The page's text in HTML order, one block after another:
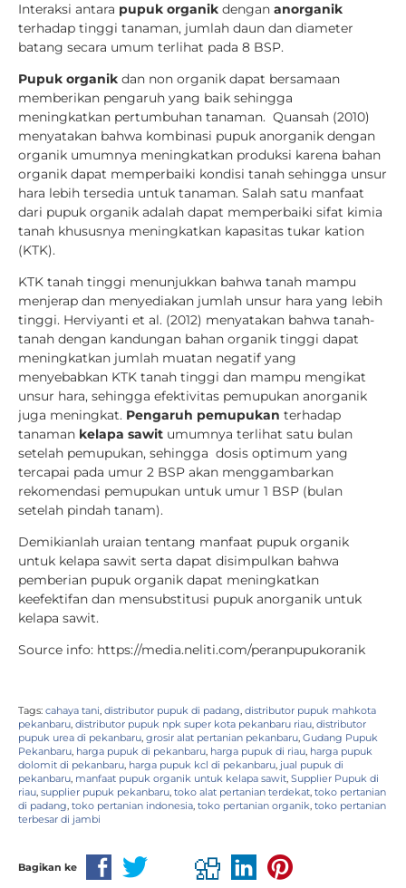
Interaksi antara pupuk organik dengan anorganik
terhadap tinggi tanaman, jumlah daun dan diameter
batang secara umum terlihat pada 8 BSP.
Pupuk organik dan non organik dapat bersamaan
memberikan pengaruh yang baik sehingga
meningkatkan pertumbuhan tanaman. Quansah (2010)
menyatakan bahwa kombinasi pupuk anorganik dengan
organik umumnya meningkatkan produksi karena bahan
organik dapat memperbaiki kondisi tanah sehingga unsur
hara lebih tersedia untuk tanaman. Salah satu manfaat
dari pupuk organik adalah dapat memperbaiki sifat kimia
tanah khususnya meningkatkan kapasitas tukar kation
(KTK).
KTK tanah tinggi menunjukkan bahwa tanah mampu
menjerap dan menyediakan jumlah unsur hara yang lebih
tinggi. Herviyanti et al. (2012) menyatakan bahwa tanah-
tanah dengan kandungan bahan organik tinggi dapat
meningkatkan jumlah muatan negatif yang
menyebabkan KTK tanah tinggi dan mampu mengikat
unsur hara, sehingga efektivitas pemupukan anorganik
juga meningkat. Pengaruh pemupukan terhadap
tanaman kelapa sawit umumnya terlihat satu bulan
setelah pemupukan, sehingga dosis optimum yang
tercapai pada umur 2 BSP akan menggambarkan
rekomendasi pemupukan untuk umur 1 BSP (bulan
setelah pindah tanam).
Demikianlah uraian tentang manfaat pupuk organik
untuk kelapa sawit serta dapat disimpulkan bahwa
pemberian pupuk organik dapat meningkatkan
keefektifan dan mensubstitusi pupuk anorganik untuk
kelapa sawit.
Source info: https://media.neliti.com/peranpupukoranik
Tags: cahaya tani, distributor pupuk di padang, distributor pupuk mahkota
pekanbaru, distributor pupuk npk super kota pekanbaru riau, distributor
pupuk urea di pekanbaru, grosir alat pertanian pekanbaru, Gudang Pupuk
Pekanbaru, harga pupuk di pekanbaru, harga pupuk di riau, harga pupuk
dolomit di pekanbaru, harga pupuk kcl di pekanbaru, jual pupuk di
pekanbaru, manfaat pupuk organik untuk kelapa sawit, Supplier Pupuk di
riau, supplier pupuk pekanbaru, toko alat pertanian terdekat, toko pertanian
di padang, toko pertanian indonesia, toko pertanian organik, toko pertanian
terbesar di jambi
Bagikan ke